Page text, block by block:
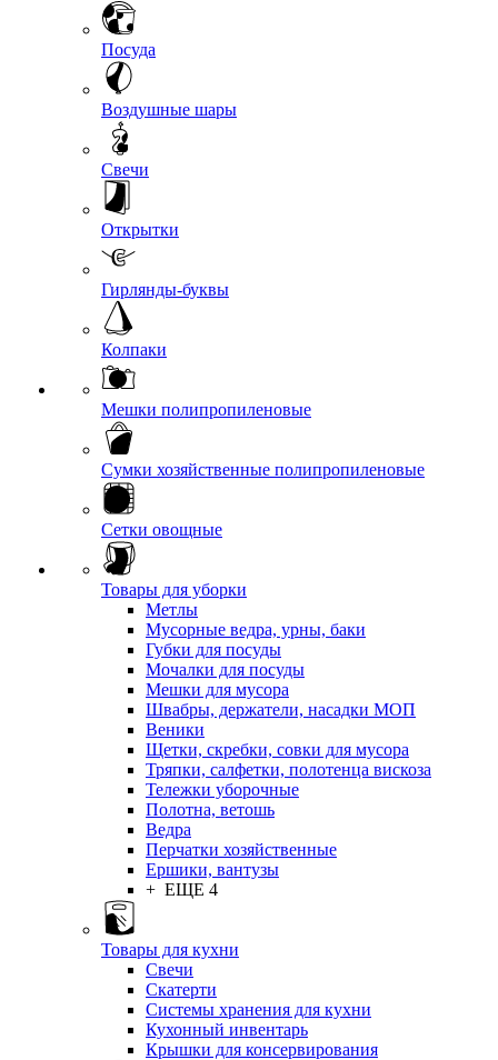
Посуда
Воздушные шары
Свечи
Открытки
Гирлянды-буквы
Колпаки
Мешки полипропиленовые
Сумки хозяйственные полипропиленовые
Сетки овощные
Товары для уборки
Метлы
Мусорные ведра, урны, баки
Губки для посуды
Мочалки для посуды
Мешки для мусора
Швабры, держатели, насадки МОП
Веники
Щетки, скребки, совки для мусора
Тряпки, салфетки, полотенца вискоза
Тележки уборочные
Полотна, ветошь
Ведра
Перчатки хозяйственные
Ершики, вантузы
+ ЕЩЕ 4
Товары для кухни
Свечи
Скатерти
Системы хранения для кухни
Кухонный инвентарь
Крышки для консервирования